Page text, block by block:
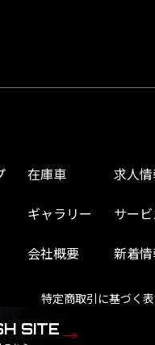
在庫車 求人
ギャラリー サー
会社概要 新着
特定商取引に基づく
SITE